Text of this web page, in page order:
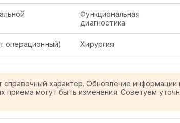
Функциональная
диагностика
операционный) Хирургия
характер. Обновление информации
приема могут быть изменения. Советуем